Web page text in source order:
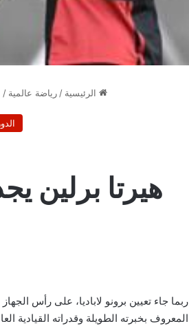
الرئيسية / رياضة عالمية /
هيرتا برلين
ربما جاء تعيين برونو لاباديا، على رأس
المعروف بخبرته الطويلة وقدراته القيادية